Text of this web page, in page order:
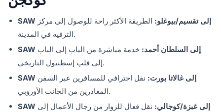
SAW إلى تقسيم/بيوغلو: الطريقة الأكثر راحة للوصول إلى مركز
الترفيه في المدينة.
SAW إلى السلطان أحمد: خدمة مباشرة من الباب إلى الباب
إلى قلب إسطنبول التاريخي.
SAW إلى غالاتا بورت: نقل احترافي للمسافرين عبر السفن
المغادرين من الجانب الأوروبي.
SAW إلى غبزة/كوجالي: نقل فعال للزوار من رجال الأعمال إلى